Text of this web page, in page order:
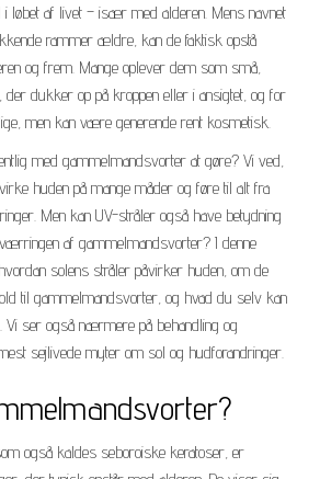
løbet af livet – især med alderen. Mens navnet
rammer ældre, kan de faktisk opstå
og frem. Mange oplever dem som små,
dukker op på kroppen eller i ansigtet, og for
men kan være generende rent kosmetisk.
med gammelmandsvorter at gøre? Vi ved,
huden på mange måder og føre til alt fra
Men kan UV-stråler også have betydning
af gammelmandsvorter? I denne
solens stråler påvirker huden, om de
til gammelmandsvorter, og hvad du selv kan
Vi ser også nærmere på behandling og
sejlivede myter om sol og hudforandringer.
også kaldes seboroiske keratoser, er